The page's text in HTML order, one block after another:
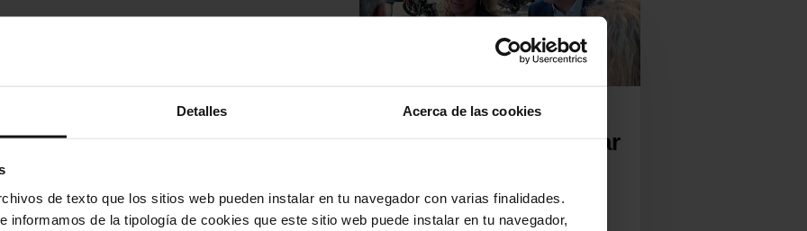
Detalles Acerca de las cookies
de texto que los sitios web pueden instalar en tu navegador con varias finalidades.
informamos de la tipología de cookies que este sitio web puede instalar en tu navegador,
La línia exprés X1
creixerà per connectar
amb la Zona
Universitària de